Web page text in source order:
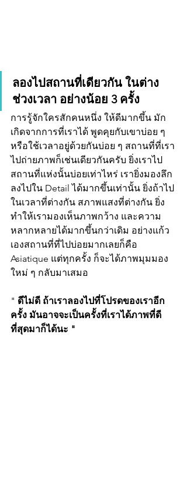
ลองไปสถานที่เดียวกัน ในต่าง
ช่วงเวลา อย่างน้อย 3 ครั้ง
การรู้จักใครสักคนหนึ่ง ให้ดีมากขึ้น มัก
เกิดจากการที่เราได้ พูดคุยกับเขาบ่อย ๆ
หรือใช้เวลาอยู่ด้วยกันบ่อย ๆ สถานที่ที่เรา
ไปถ่ายภาพก็เช่นเดียวกันครับ ยิ่งเราไป
สถานที่แห่งนั้นบ่อยเท่าไหร่ เรายิ่งมองลึก
ลงไปใน Detail ได้มากขึ้นเท่านั้น ยิ่งถ้าไป
ในเวลาที่ต่างกัน สภาพแสงที่ต่างกัน ยิ่ง
ทำให้เรามองเห็นภาพกว้าง และความ
หลากหลายได้มากขึ้นกว่าเดิม อย่างแก้ว
เองสถานที่ที่ไปบ่อยมากเลยก็คือ
Asiatique แต่ทุกครั้ง ก็จะได้ภาพมุมมอง
ใหม่ ๆ กลับมาเสมอ
" ดีไม่ดี ถ้าเราลองไปที่โปรดของเราอีก
ครั้ง มันอาจจะเป็นครั้งที่เราได้ภาพที่ดี
ที่สุดมาก็ได้นะ "